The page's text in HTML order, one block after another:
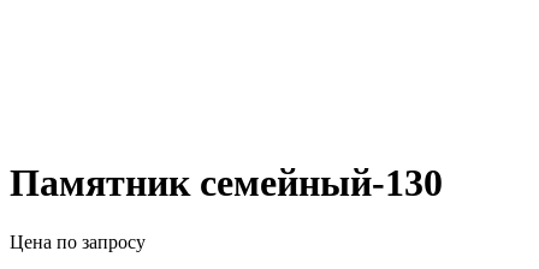
Памятник семейный-130
Цена по запросу